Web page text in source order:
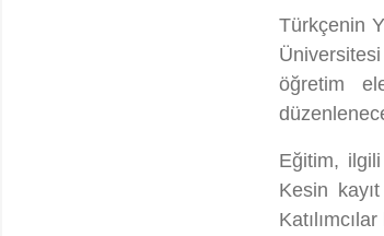
Türkçenin
öğretim
Eğitim,
Kesin